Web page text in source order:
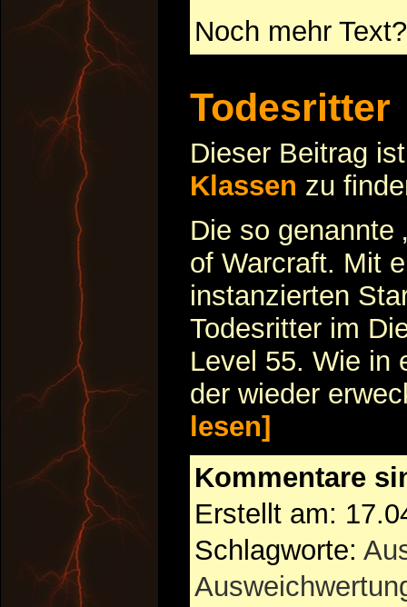
Noch mehr
Todesritter
Dieser Beitrag
Klassen zu
Die so genannte
of Warcraft. Mit
instanzierten
Todesritter im
Level 55. Wie in
der wieder
lesen]
Kommentare
Erstellt am:
Schlagworte: